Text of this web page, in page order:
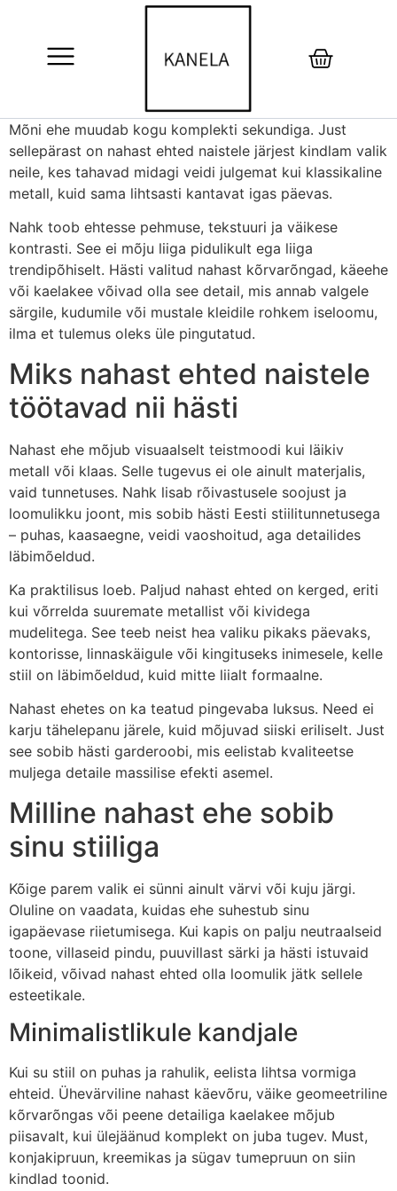
Mõni ehe muudab kogu komplekti sekundiga. Just
sellepärast on nahast ehted naistele järjest kindlam valik
neile, kes tahavad midagi veidi julgemat kui klassikaline
metall, kuid sama lihtsasti kantavat igas päevas.
Nahk toob ehtesse pehmuse, tekstuuri ja väikese
kontrasti. See ei mõju liiga pidulikult ega liiga
trendipõhiselt. Hästi valitud nahast kõrvarõngad, käeehe
või kaelakee võivad olla see detail, mis annab valgele
särgile, kudumile või mustale kleidile rohkem iseloomu,
ilma et tulemus oleks üle pingutatud.
Miks nahast ehted naistele
töötavad nii hästi
Nahast ehe mõjub visuaalselt teistmoodi kui läikiv
metall või klaas. Selle tugevus ei ole ainult materjalis,
vaid tunnetuses. Nahk lisab rõivastusele soojust ja
loomulikku joont, mis sobib hästi Eesti stiilitunnetusega
– puhas, kaasaegne, veidi vaoshoitud, aga detailides
läbimõeldud.
Ka praktilisus loeb. Paljud nahast ehted on kerged, eriti
kui võrrelda suuremate metallist või kividega
mudelitega. See teeb neist hea valiku pikaks päevaks,
kontorisse, linnaskäigule või kingituseks inimesele, kelle
stiil on läbimõeldud, kuid mitte liialt formaalne.
Nahast ehetes on ka teatud pingevaba luksus. Need ei
karju tähelepanu järele, kuid mõjuvad siiski eriliselt. Just
see sobib hästi garderoobi, mis eelistab kvaliteetse
muljega detaile massilise efekti asemel.
Milline nahast ehe sobib
sinu stiiliga
Kõige parem valik ei sünni ainult värvi või kuju järgi.
Oluline on vaadata, kuidas ehe suhestub sinu
igapäevase riietumisega. Kui kapis on palju neutraalseid
toone, villaseid pindu, puuvillast särki ja hästi istuvaid
lõikeid, võivad nahast ehted olla loomulik jätk sellele
esteetikale.
Minimalistlikule kandjale
Kui su stiil on puhas ja rahulik, eelista lihtsa vormiga
ehteid. Ühevärviline nahast käevõru, väike geomeetriline
kõrvarõngas või peene detailiga kaelakee mõjub
piisavalt, kui ülejäänud komplekt on juba tugev. Must,
konjakipruun, kreemikas ja sügav tumepruun on siin
kindlad toonid.